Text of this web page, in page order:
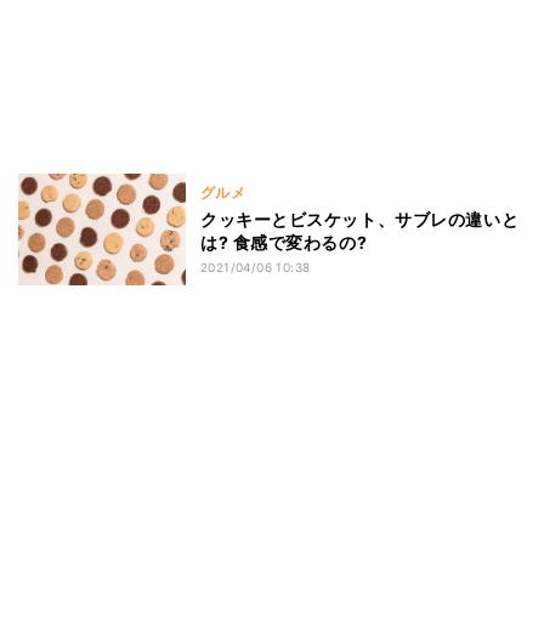
グルメ
クッキーとビスケット、サブレの違いと
は? 食感で変わるの?
2021/04/06 10:38